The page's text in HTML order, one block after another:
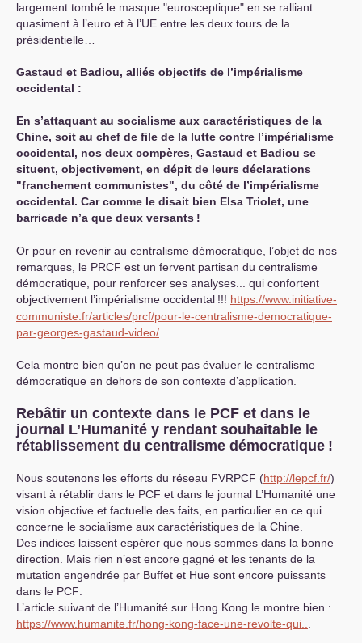
largement tombé le masque "eurosceptique" en se ralliant
quasiment à l’euro et à l’UE entre les deux tours de la
présidentielle…
Gastaud et Badiou, alliés objectifs de l’impérialisme
occidental :
En s’attaquant au socialisme aux caractéristiques de la
Chine, soit au chef de file de la lutte contre l’impérialisme
occidental, nos deux compères, Gastaud et Badiou se
situent, objectivement, en dépit de leurs déclarations
"franchement communistes", du côté de l’impérialisme
occidental. Car comme le disait bien Elsa Triolet, une
barricade n’a que deux versants !
Or pour en revenir au centralisme démocratique, l’objet de nos
remarques, le PRCF est un fervent partisan du centralisme
démocratique, pour renforcer ses analyses... qui confortent
objectivement l’impérialisme occidental !!! https://www.initiative-
communiste.fr/articles/prcf/pour-le-centralisme-democratique-
par-georges-gastaud-video/
Cela montre bien qu’on ne peut pas évaluer le centralisme
démocratique en dehors de son contexte d’application.
Rebâtir un contexte dans le PCF et dans le
journal L’Humanité y rendant souhaitable le
rétablissement du centralisme démocratique !
Nous soutenons les efforts du réseau FVRPCF (http://lepcf.fr/)
visant à rétablir dans le PCF et dans le journal L’Humanité une
vision objective et factuelle des faits, en particulier en ce qui
concerne le socialisme aux caractéristiques de la Chine.
Des indices laissent espérer que nous sommes dans la bonne
direction. Mais rien n’est encore gagné et les tenants de la
mutation engendrée par Buffet et Hue sont encore puissants
dans le PCF
L’article suivant de l’Humanité sur Hong Kong le montre bien :
https://www.humanite.fr/hong-kong-face-une-revolte-qui..